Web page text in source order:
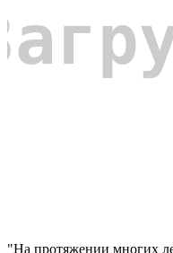
"На протяжении многих